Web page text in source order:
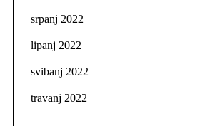
srpanj 2022
lipanj 2022
svibanj 2022
travanj 2022